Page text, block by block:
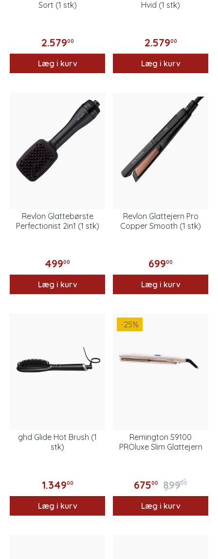
Sort (1 stk)
2.57900
Læg i kurv
Hvid (1 stk)
2.57900
Læg i kurv
Revlon Glattebørste
Perfectionist 2in1 (1 stk)
49900
Læg i kurv
Revlon Glattejern Pro
Copper Smooth (1 stk)
69900
Læg i kurv
ghd Glide Hot Brush (1
stk)
1.34900
Læg i kurv
-25%
Remington S9100
PROluxe Slim Glattejern
67500 89900
Læg i kurv